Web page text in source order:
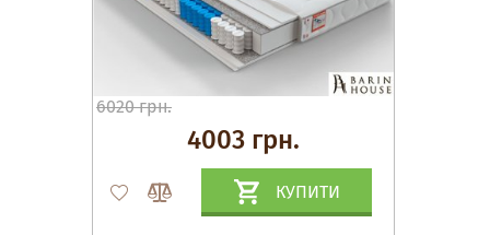
6020 грн.
4003 грн.
КУПИТИ